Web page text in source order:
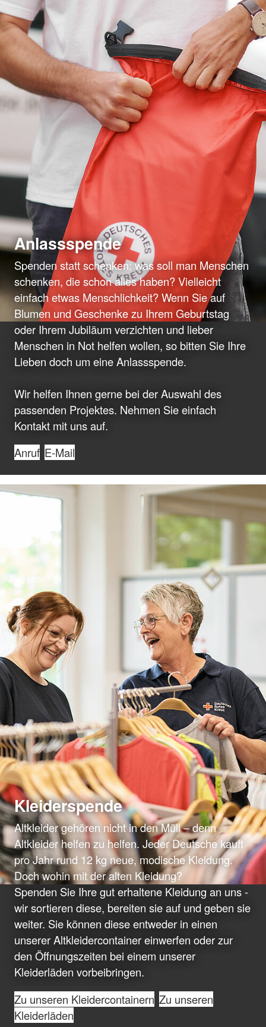
Anlassspende
Spenden statt schenken: was soll man Menschen
schenken, die schon alles haben? Vielleicht
einfach etwas Menschlichkeit? Wenn Sie auf
Blumen und Geschenke zu Ihrem Geburtstag
oder Ihrem Jubiläum verzichten und lieber
Menschen in Not helfen wollen, so bitten Sie Ihre
Lieben doch um eine Anlassspende.
Wir helfen Ihnen gerne bei der Auswahl des
passenden Projektes. Nehmen Sie einfach
Kontakt mit uns auf.
Anruf E-Mail
Kleiderspende
Altkleider gehören nicht in den Müll – denn
Altkleider helfen zu helfen. Jeder Deutsche kauft
pro Jahr rund 12 kg neue, modische Kleidung.
Doch wohin mit der alten Kleidung?
Spenden Sie Ihre gut erhaltene Kleidung an uns -
wir sortieren diese, bereiten sie auf und geben sie
weiter. Sie können diese entweder in einen
unserer Altkleidercontainer einwerfen oder zur
den Öffnungszeiten bei einem unserer
Kleiderläden vorbeibringen.
Zu unseren Kleidercontainern Zu unseren
Kleiderläden